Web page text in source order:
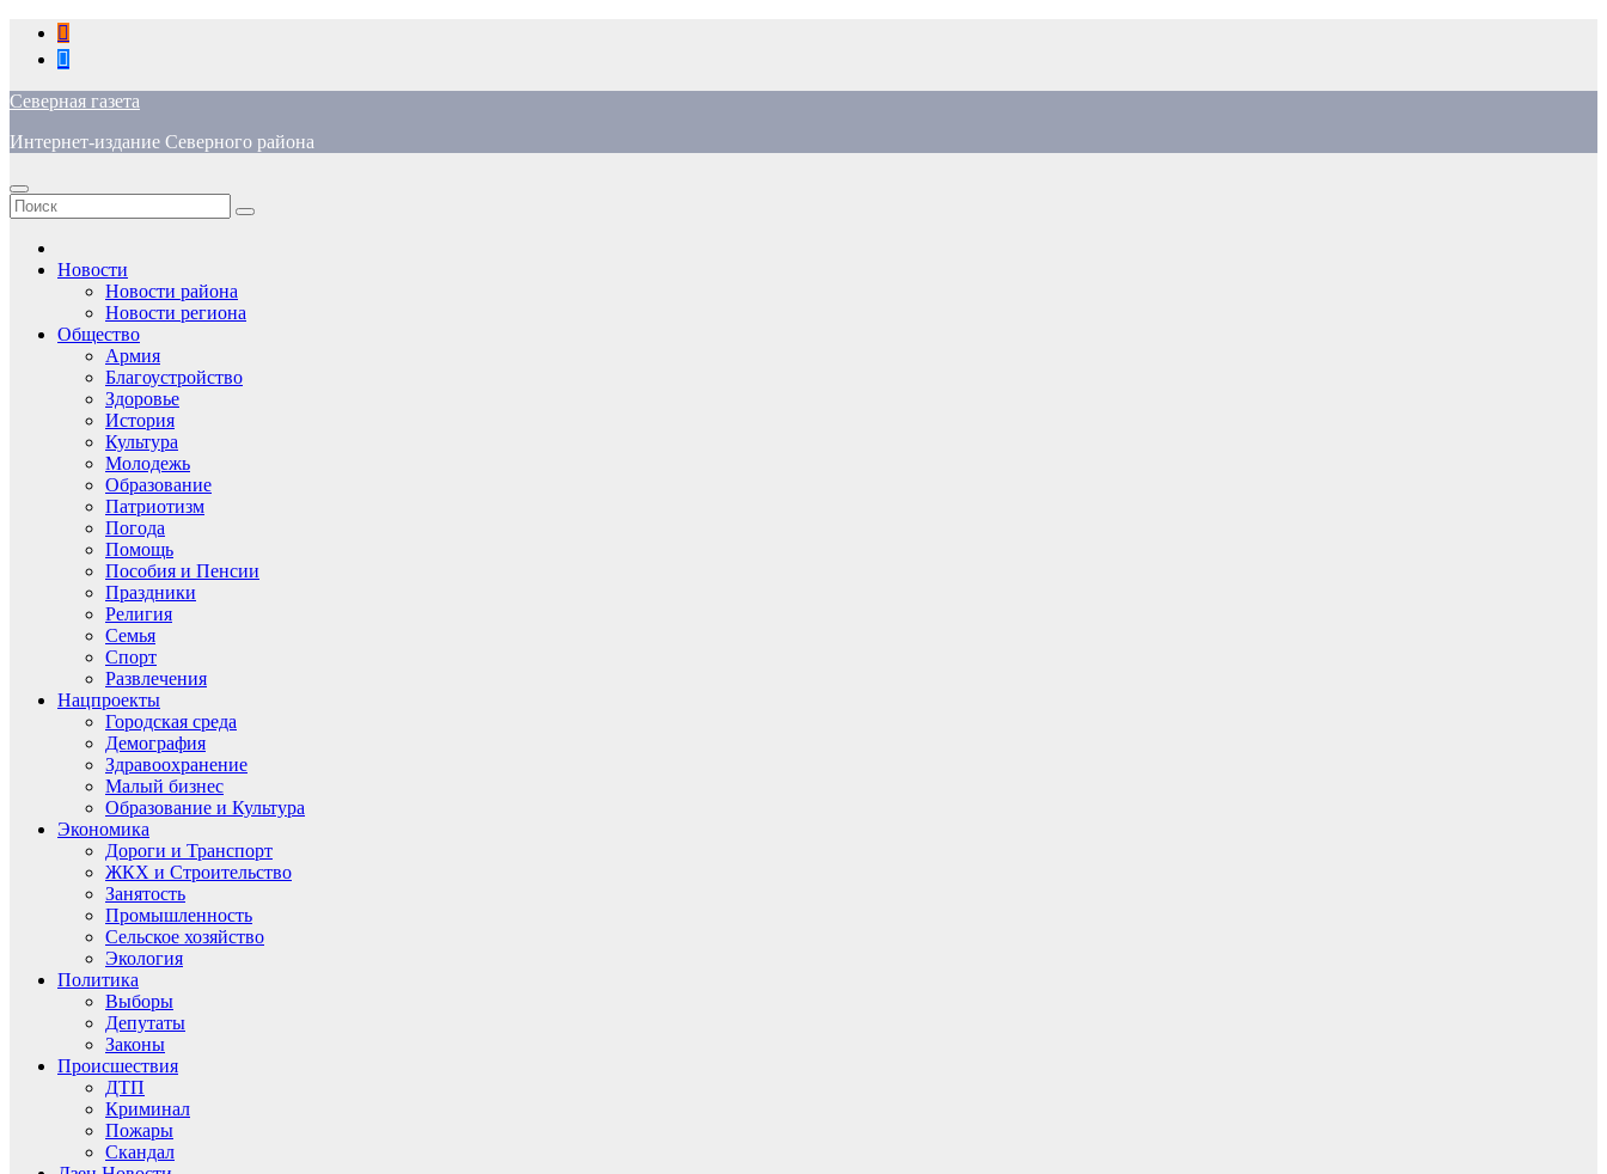
Перейти
содержимому
Северная газета
Интернет-издание Северного района
Новости
Новости района
Новости региона
Общество
Армия
Благоустройство
Здоровье
История
Культура
Молодежь
Образование
Патриотизм
Погода
Помощь
Пособия и Пенсии
Праздники
Религия
Семья
Спорт
Развлечения
Нацпроекты
Городская среда
Демография
Здравоохранение
Малый бизнес
Образование и Культура
Экономика
Дороги и Транспорт
ЖКХ и Строительство
Занятость
Промышленность
Сельское хозяйство
Экология
Политика
Выборы
Депутаты
Законы
Происшествия
ДТП
Криминал
Пожары
Скандал